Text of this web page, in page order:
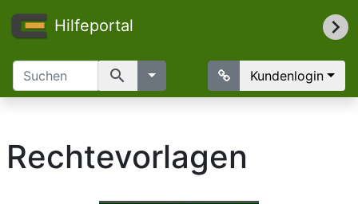
Hilfeportal
search Kundenlogin
Rechtevorlagen